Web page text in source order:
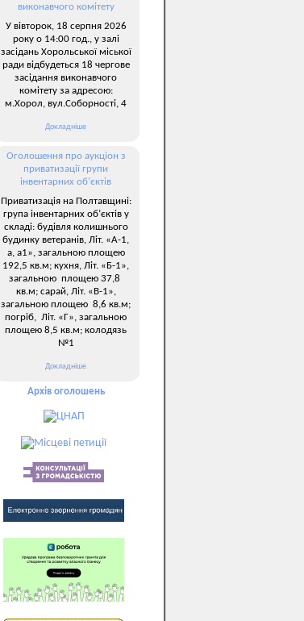
виконавчого комітету
У вівторок, 18 серпня 2026
року о 14:00 год., у залі
засідань Хорольської міської
ради відбудеться 18 чергове
засідання виконавчого
комітету за адресою:
м.Хорол, вул.Соборності, 4
Докладніше
Оголошення про аукціон з
приватизації групи
інвентарних об’єктів
Приватизація на Полтавщині:
група інвентарних об’єктів у
складі: будівля колишнього
будинку ветеранів, Літ. «А-1,
а, а1», загальною площею
192,5 кв.м; кухня, Літ. «Б-1»,
загальною площею 37,8
кв.м; сарай, Літ. «В-1»,
загальною площею 8,6 кв.м;
погріб, Літ. «Г», загальною
площею 8,5 кв.м; колодязь
№1
Докладніше
Архів оголошень